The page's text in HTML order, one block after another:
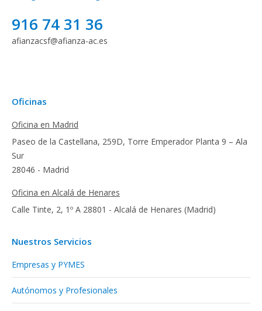
916 74 31 36
afianzacsf@afianza-ac.es
Oficinas
Oficina en Madrid
Paseo de la Castellana, 259D, Torre Emperador Planta 9 – Ala
Sur
28046 - Madrid
Oficina en Alcalá de Henares
Calle Tinte, 2, 1º A 28801 - Alcalá de Henares (Madrid)
Nuestros Servicios
Empresas y PYMES
Autónomos y Profesionales